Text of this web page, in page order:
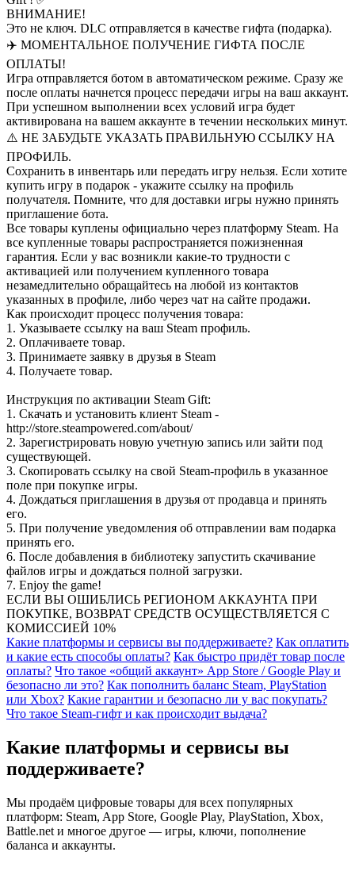
ВНИМАНИЕ!
Это не ключ. DLC отправляется в качестве гифта (подарка).
✈️ МОМЕНТАЛЬНОЕ ПОЛУЧЕНИЕ ГИФТА ПОСЛЕ
ОПЛАТЫ!
Игра отправляется ботом в автоматическом режиме. Сразу же
после оплаты начнется процесс передачи игры на ваш аккаунт.
При успешном выполнении всех условий игра будет
активирована на вашем аккаунте в течении нескольких минут.
⚠️ НЕ ЗАБУДЬТЕ УКАЗАТЬ ПРАВИЛЬНУЮ ССЫЛКУ НА
ПРОФИЛЬ.
Сохранить в инвентарь или передать игру нельзя. Если хотите
купить игру в подарок - укажите ссылку на профиль
получателя. Помните, что для доставки игры нужно принять
приглашение бота.
Все товары куплены официально через платформу Steam. На
все купленные товары распространяется пожизненная
гарантия. Если у вас возникли какие-то трудности с
активацией или получением купленного товара
незамедлительно обращайтесь на любой из контактов
указанных в профиле, либо через чат на сайте продажи.
Как происходит процесс получения товара:
1. Указываете ссылку на ваш Steam профиль.
2. Оплачиваете товар.
3. Принимаете заявку в друзья в Steam
4. Получаете товар.
Инструкция по активации Steam Gift:
1. Скачать и установить клиент Steam -
http://store.steampowered.com/about/
2. Зарегистрировать новую учетную запись или зайти под
существующей.
3. Скопировать ссылку на свой Steam-профиль в указанное
поле при покупке игры.
4. Дождаться приглашения в друзья от продавца и принять
его.
5. При получение уведомления об отправлении вам подарка
принять его.
6. После добавления в библиотеку запустить скачивание
файлов игры и дождаться полной загрузки.
7. Enjoy the game!
ЕСЛИ ВЫ ОШИБЛИСЬ РЕГИОНОМ АККАУНТА ПРИ
ПОКУПКЕ, ВОЗВРАТ СРЕДСТВ ОСУЩЕСТВЛЯЕТСЯ С
КОМИССИЕЙ 10%
Какие платформы и сервисы вы поддерживаете? Как оплатить
и какие есть способы оплаты? Как быстро придёт товар после
оплаты? Что такое «общий аккаунт» App Store / Google Play и
безопасно ли это? Как пополнить баланс Steam, PlayStation
или Xbox? Какие гарантии и безопасно ли у вас покупать?
Что такое Steam-гифт и как происходит выдача?
Какие платформы и сервисы вы
поддерживаете?
Мы продаём цифровые товары для всех популярных
платформ: Steam, App Store, Google Play, PlayStation, Xbox,
Battle.net и многое другое — игры, ключи, пополнение
баланса и аккаунты.